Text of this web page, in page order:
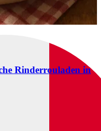
Rinderrouladen in